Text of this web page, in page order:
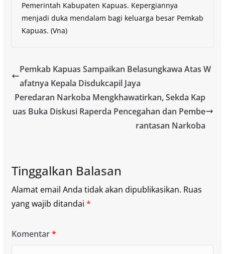
Pemerintah Kabupaten Kapuas. Kepergiannya
menjadi duka mendalam bagi keluarga besar Pemkab
Kapuas. (Vna)
Pemkab Kapuas Sampaikan Belasungkawa Atas W
afatnya Kepala Disdukcapil Jaya
Peredaran Narkoba Mengkhawatirkan, Sekda Kap
uas Buka Diskusi Raperda Pencegahan dan Pembe
rantasan Narkoba
Tinggalkan Balasan
Alamat email Anda tidak akan dipublikasikan. Ruas
yang wajib ditandai *
Komentar*